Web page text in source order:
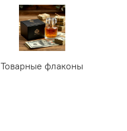
Товарные флаконы